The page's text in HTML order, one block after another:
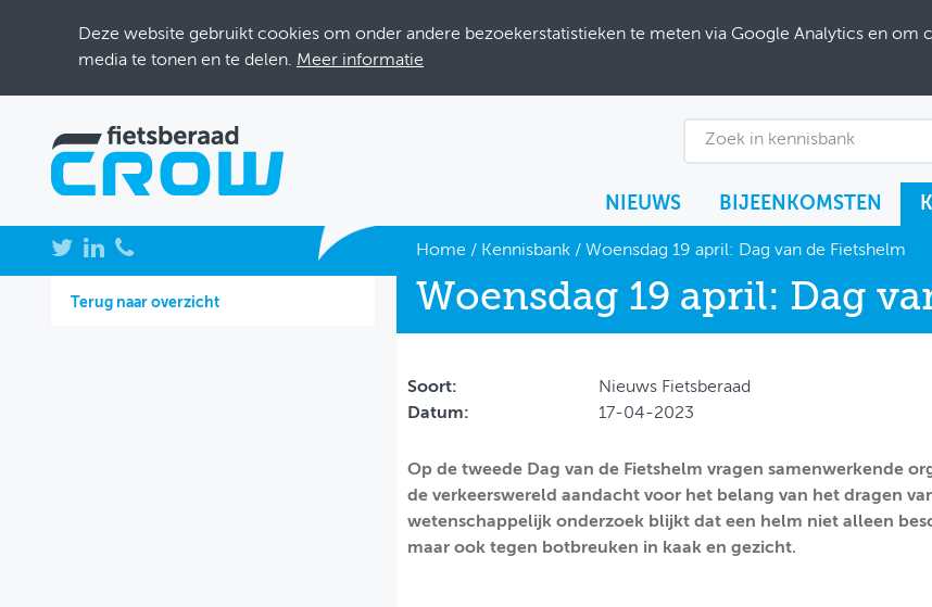
Deze website gebruikt cookies om onder andere bezoekerstatistieken te meten via Google Analytics en om
media te tonen en te delen. Meer informatie
Zoek in kennisbank
NIEUWS BIJEENKOMSTEN
NIEUWS
BIJEENKOMSTEN
Home / Kennisbank/ Woensdag 19 april: Dag van de Fietshelm
Terug naar overzicht Woensdag 19 april: Dag
Soort:
Nieuws Fietsberaad
Datum:
17-04-2023
Op de tweede Dag van de Fietshelm vragen samenwerkende
de verkeerswereld aandacht voor het belang van het dragen
wetenschappelijk onderzoek blijkt dat een helm niet alleen
maar ook tegen botbreuken in kaak en gezicht.